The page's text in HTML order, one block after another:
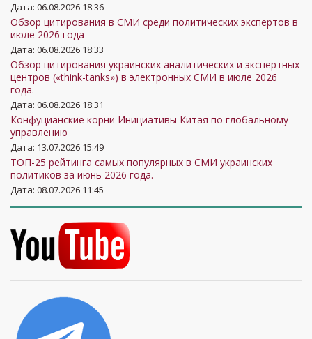
Дата: 06.08.2026 18:36
Обзор цитирования в СМИ среди политических экспертов в
июле 2026 года
Дата: 06.08.2026 18:33
Обзор цитирования украинских аналитических и экспертных
центров («think-tanks») в электронных СМИ в июле 2026
года.
Дата: 06.08.2026 18:31
Конфуцианские корни Инициативы Китая по глобальному
управлению
Дата: 13.07.2026 15:49
ТОП-25 рейтинга самых популярных в СМИ украинских
политиков за июнь 2026 года.
Дата: 08.07.2026 11:45